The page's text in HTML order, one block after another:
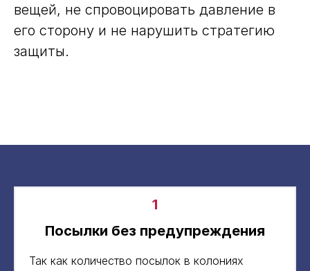
вещей, не спровоцировать давление в
его сторону и не нарушить стратегию
защиты.
1
Посылки без предупреждения
Так как количество посылок в колониях